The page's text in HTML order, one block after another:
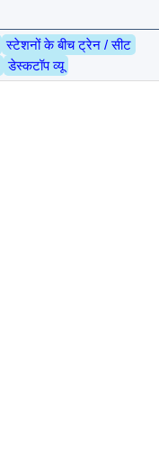
स्टेशनों के बीच ट्रेन / सीट
डेस्कटॉप व्यू